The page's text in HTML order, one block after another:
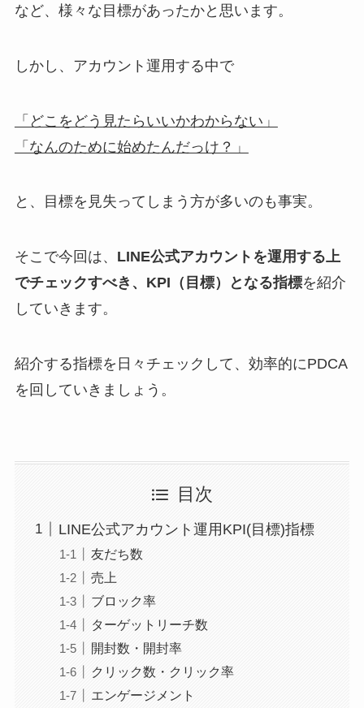
など、様々な目標があったかと思います。
しかし、アカウント運用する中で
「どこをどう見たらいいかわからない」
「なんのために始めたんだっけ？」
と、目標を見失ってしまう方が多いのも事実。
そこで今回は、 LINE公式アカウントを運用する上
でチェックすべき、KPI（目標）となる指標を紹介
していきます。
紹介する指標を日々チェックして、効率的にPDCA
を回していきましょう。
目次
LINE公式アカウント運用KPI(目標)指標
友だち数
売上
ブロック率
ターゲットリーチ数
開封数・開封率
クリック数・クリック率
エンゲージメント